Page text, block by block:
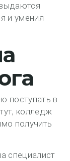
и умения
поступать в
колледж
получить
специалист